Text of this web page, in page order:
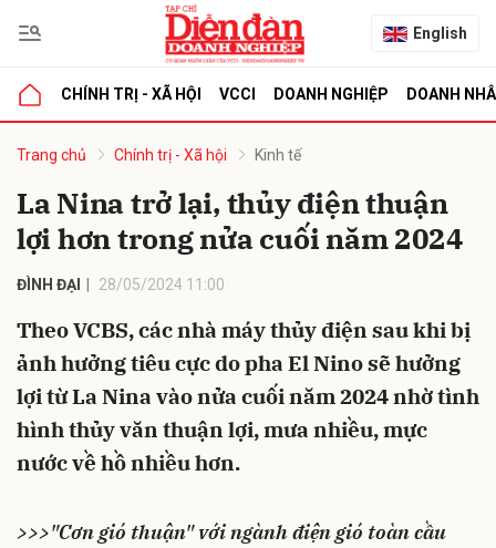
English
CHÍNH TRỊ - XÃ HỘI VCCI DOANH NGHIỆP DOANH
Trang chủ Chính trị - Xã hội Kinh tế
La Nina trở lại, thủy điện thuận
lợi hơn trong nửa cuối năm 2024
ĐÌNH ĐẠI 28/05/2024 11:00
Theo VCBS, các nhà máy thủy điện sau khi bị
ảnh hưởng tiêu cực do pha El Nino sẽ hưởng
lợi từ La Nina vào nửa cuối năm 2024 nhờ tình
hình thủy văn thuận lợi, mưa nhiều, mực
nước về hồ nhiều hơn.
>>>"Cơn gió thuận" với ngành điện gió toàn cầu
luận
Hủy